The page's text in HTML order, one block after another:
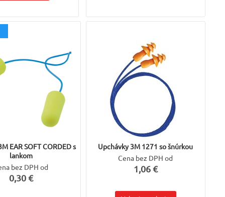
EAR SOFT CORDED s
lankom
bez DPH od
0,30 €
Upchávky 3M 1271 so šnúrkou
Cena bez DPH od
1,06 €